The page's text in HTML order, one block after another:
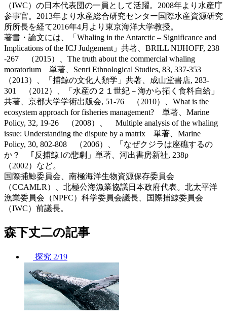
（IWC）の日本代表団の一員として活躍。2008年より水産庁
参事官。2013年より水産総合研究センター国際水産資源研究
所所長を経て2016年4月より東京海洋大学教授。
著書・論文には、「Whaling in the Antarctic – Significance and
Implications of the ICJ Judgement」共著、BRILL NIJHOFF, 238
-267 （2015）、The truth about the commercial whaling
moratorium 単著、Senri Ethnological Studies, 83, 337-353
（2013）、「捕鯨の文化人類学」共著、成山堂書店, 283-
301 （2012）、「水産の２１世紀－海から拓く食料自給」
共著、京都大学学術出版会, 51-76 （2010）、What is the
ecosystem approach for fisheries management? 単著、Marine
Policy, 32, 19-26 （2008）、 Multiple analysis of the whaling
issue: Understanding the dispute by a matrix 単著、Marine
Policy, 30, 802-808 （2006）、「なぜクジラは座礁するの
か？ ｢反捕鯨｣の悲劇」単著、河出書房新社, 238p
（2002）など。
国際捕鯨委員会、南極海洋生物資源保存委員会
（CCAMLR）、北極公海漁業協議日本政府代表。北太平洋
漁業委員会（NPFC）科学委員会議長、国際捕鯨委員会
（IWC）前議長。
森下丈二の記事
探究 2/19